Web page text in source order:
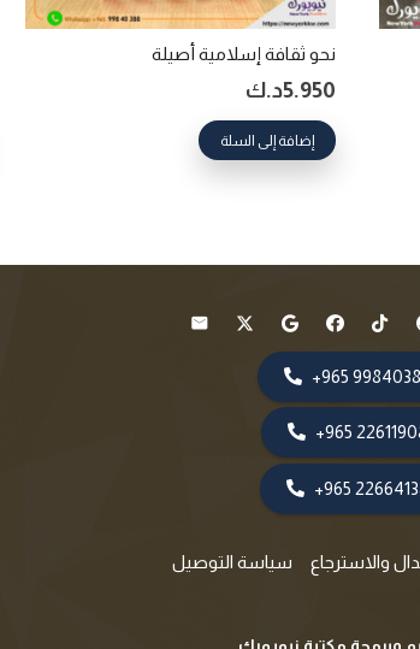
نحو ثقافة إسلامية أصيلة
5.950د.ك
إضافة إلى السلة
99840388
22611908
22664138
والاسترجاع سياسة التوصيل
وبرمجة مكتبة نيويورك